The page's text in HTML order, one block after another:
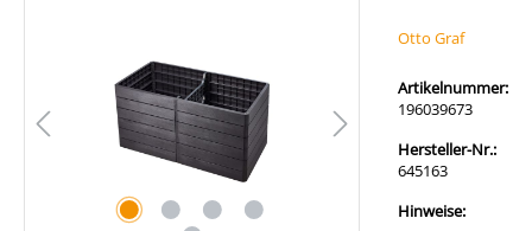
Otto Graf
Artikelnummer:
196039673
Hersteller-Nr.:
645163
Hinweise: